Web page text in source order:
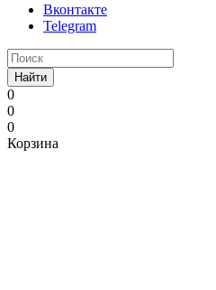
Вконтакте
Telegram
Найти
0
0
0
Корзина